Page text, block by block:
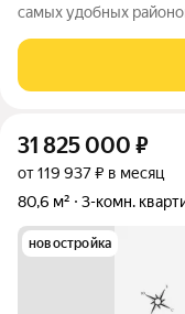
самых удобных
улице, 36к3.
девятиэтажного
31 825 000 ₽
от 119 937 ₽ в месяц
80,6 м²
3-комн.
новостройка